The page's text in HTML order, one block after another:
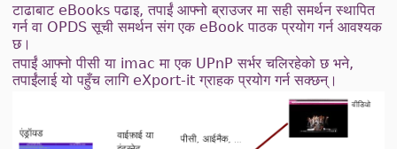
टाढाबाट eBooks पढाइ, तपाईं आफ्नो ब्राउजर मा सही समर्थन स्थापित
गर्न वा OPDS सूची समर्थन संग एक eBook पाठक प्रयोग गर्न आवश्यक
छ।
तपाईं आफ्नो पीसी या imac मा एक UPnP सर्भर चलिरहेको छ भने,
तपाईंलाई यो पहुँच लागि eXport-it ग्राहक प्रयोग गर्न सक्छन्।